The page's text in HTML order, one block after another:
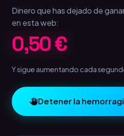
Dinero que has dejado de
en esta web:
0,75 €
Y sigue aumentando cada
Detener la